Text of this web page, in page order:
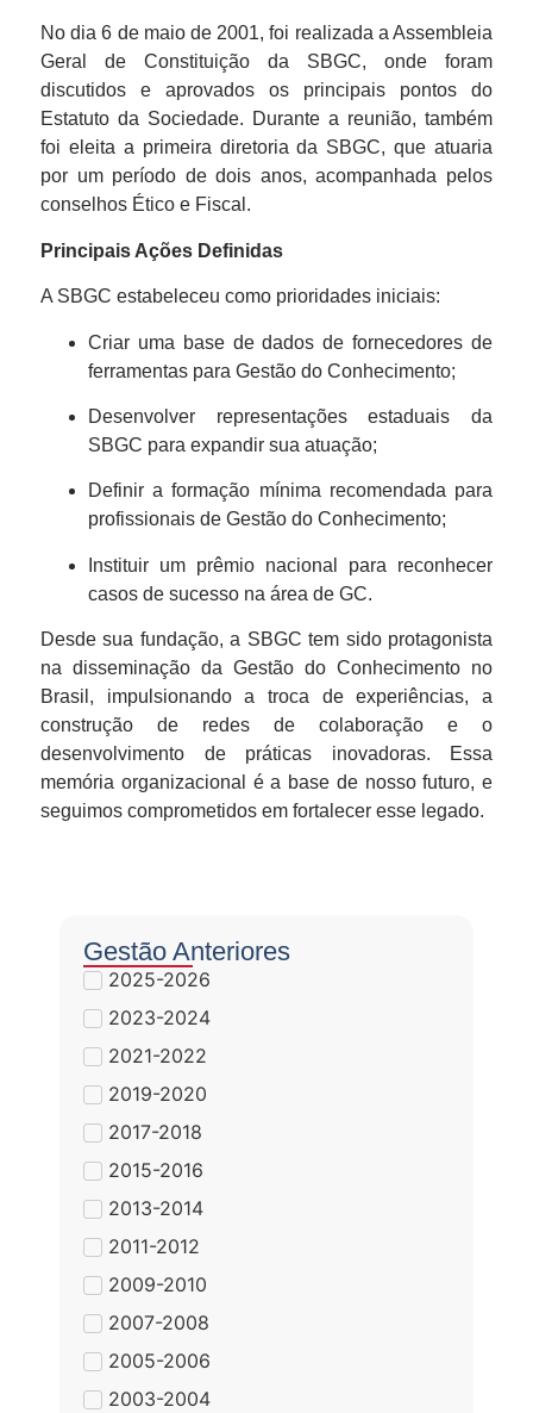
No dia 6 de maio de 2001, foi realizada a Assembleia
Geral de Constituição da SBGC, onde foram
discutidos e aprovados os principais pontos do
Estatuto da Sociedade. Durante a reunião, também
foi eleita a primeira diretoria da SBGC, que atuaria
por um período de dois anos, acompanhada pelos
conselhos Ético e Fiscal.
Principais Ações Definidas
A SBGC estabeleceu como prioridades iniciais:
Criar uma base de dados de fornecedores de
ferramentas para Gestão do Conhecimento;
Desenvolver representações estaduais da
SBGC para expandir sua atuação;
Definir a formação mínima recomendada para
profissionais de Gestão do Conhecimento;
Instituir um prêmio nacional para reconhecer
casos de sucesso na área de GC.
Desde sua fundação, a SBGC tem sido protagonista
na disseminação da Gestão do Conhecimento no
Brasil, impulsionando a troca de experiências, a
construção de redes de colaboração e o
desenvolvimento de práticas inovadoras. Essa
memória organizacional é a base de nosso futuro, e
seguimos comprometidos em fortalecer esse legado.
Gestão Anteriores
2025-2026
2023-2024
2021-2022
2019-2020
2017-2018
2015-2016
2013-2014
2011-2012
2009-2010
2007-2008
2005-2006
2003-2004